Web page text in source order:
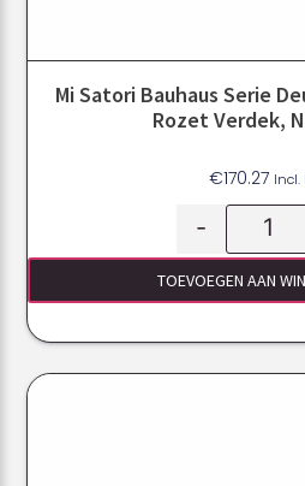
Mi Satori Bauhaus Serie
Rozet Verdek,
€170.27 Incl.
-
TOEVOEGEN AAN